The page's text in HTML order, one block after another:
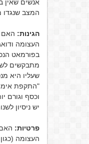
אנשים שאין
המצב שנגדו
הגינות: האם
העצומה
בפורמאט
מתבקשים
שעליו היא
"התקפת
וכסף וגורם
יש ניסיון
פרטיות:
העצומה